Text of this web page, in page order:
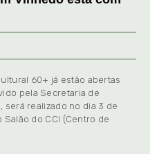
60+ já estão abertas
pela Secretaria de
será realizado no dia 3 de
do CCI (Centro de